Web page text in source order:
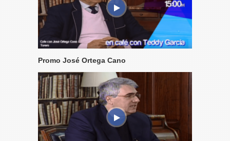
Promo José Ortega Cano